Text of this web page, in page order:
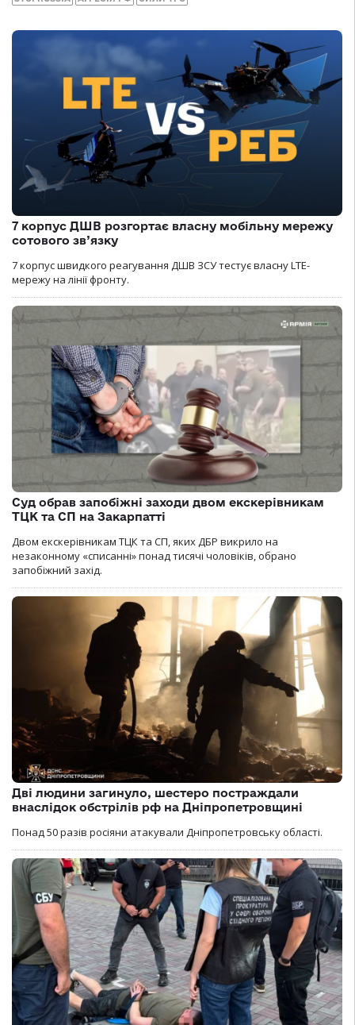
7 корпус ДШВ розгортає власну мобільну мережу
сотового зв’язку
7 корпус швидкого реагування ДШВ ЗСУ тестує власну LTE-
мережу на лінії фронту.
Суд обрав запобіжні заходи двом екскерівникам
ТЦК та СП на Закарпатті
Двом екскерівникам ТЦК та СП, яких ДБР викрило на
незаконному «списанні» понад тисячі чоловіків, обрано
запобіжний захід.
Дві людини загинуло, шестеро постраждали
внаслідок обстрілів рф на Дніпропетровщині
Понад 50 разів росіяни атакували Дніпропетровську області.